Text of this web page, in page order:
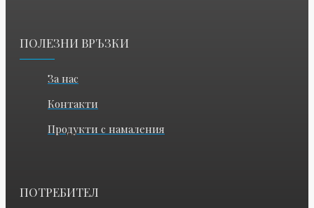
ПОЛЕЗНИ ВРЪЗКИ
За нас
Контакти
Продукти с намаления
ПОТРЕБИТЕЛ